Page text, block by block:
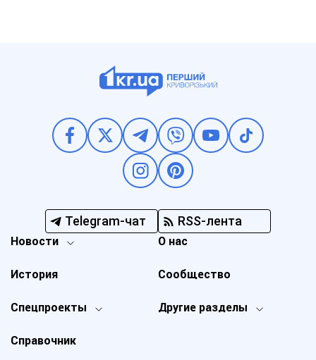
Telegram-чат RSS-лента
Новости
Спецпроекты Другие разделы
История
О нас
Справочник
Сообщество